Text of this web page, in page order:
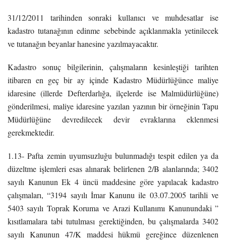
31/12/2011 tarihinden sonraki kullanıcı ve muhdesatlar ise
kadastro tutanağının edinme sebebinde açıklanmakla yetinilecek
ve tutanağın beyanlar hanesine yazılmayacaktır.
Kadastro sonuç bilgilerinin, çalışmaların kesinleştiği tarihten
itibaren en geç bir ay içinde Kadastro Müdürlüğünce maliye
idaresine (illerde Defterdarlığa, ilçelerde ise Malmüdürlüğüne)
gönderilmesi, maliye idaresine yazılan yazının bir örneğinin Tapu
Müdürlüğüne devredilecek devir evraklarına eklenmesi
gerekmektedir.
1.13- Pafta zemin uyumsuzluğu bulunmadığı tespit edilen ya da
düzeltme işlemleri esas alınarak belirlenen 2/B alanlarında; 3402
sayılı Kanunun Ek 4 üncü maddesine göre yapılacak kadastro
çalışmaları, “3194 sayılı İmar Kanunu ile 03.07.2005 tarihli ve
5403 sayılı Toprak Koruma ve Arazi Kullanımı Kanunundaki ”
kısıtlamalara tabi tutulması gerektiğinden, bu çalışmalarda 3402
sayılı Kanunun 47/K maddesi hükmü gereğince düzenlenen